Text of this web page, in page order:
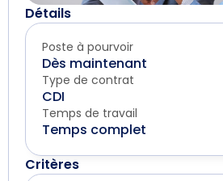
Détails
Poste à pourvoir
Dès maintenant
Type de contrat
CDI
Temps de travail
Temps complet
Critères